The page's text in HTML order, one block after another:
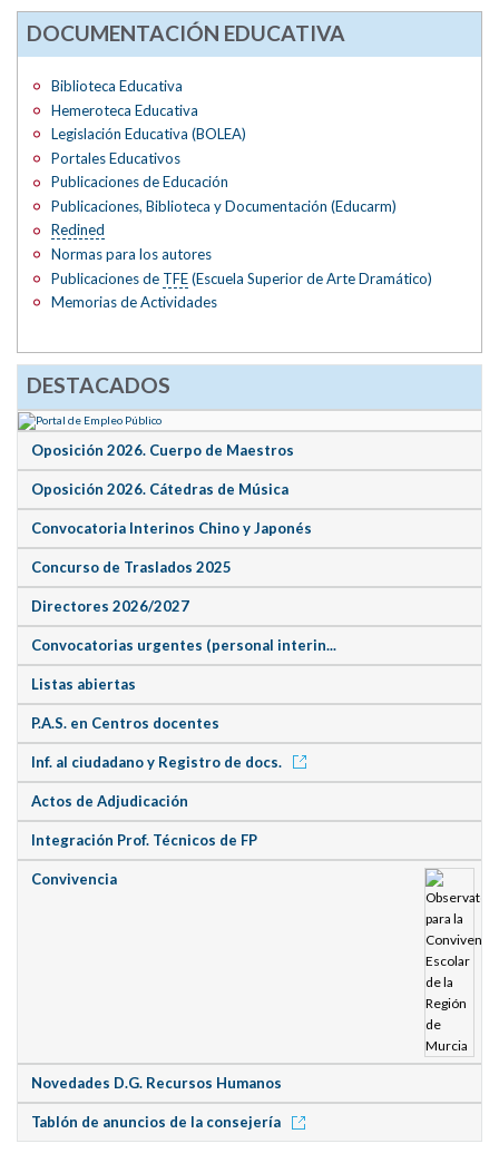
DOCUMENTACIÓN EDUCATIVA
Biblioteca Educativa
Hemeroteca Educativa
Legislación Educativa (BOLEA)
Portales Educativos
Publicaciones de Educación
Publicaciones, Biblioteca y Documentación (Educarm)
Redined
Normas para los autores
Publicaciones de TFE(Escuela Superior de Arte Dramático)
Memorias de Actividades
DESTACADOS
Oposición 2026. Cuerpo de Maestros
Oposición 2026. Cátedras de Música
Convocatoria Interinos Chino y Japonés
Concurso de Traslados 2025
Directores 2026/2027
Convocatorias urgentes (personal interin...
Listas abiertas
P.A.S. en Centros docentes
Inf. al ciudadano y Registro de docs.
Actos de Adjudicación
Integración Prof. Técnicos de FP
Convivencia
Novedades D.G. Recursos Humanos
Tablón de anuncios de la consejería